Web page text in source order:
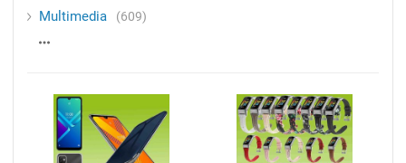
Multimedia 609